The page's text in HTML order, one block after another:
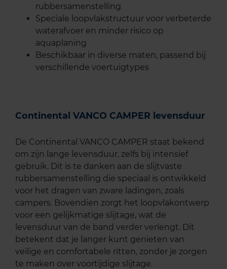
rubbersamenstelling
Speciale loopvlakstructuur voor verbeterde
waterafvoer en minder risico op
aquaplaning
Beschikbaar in diverse maten, passend bij
verschillende voertuigtypes
Continental VANCO CAMPER levensduur
De Continental VANCO CAMPER staat bekend
om zijn lange levensduur, zelfs bij intensief
gebruik. Dit is te danken aan de slijtvaste
rubbersamenstelling die speciaal is ontwikkeld
voor het dragen van zware ladingen, zoals
campers. Bovendien zorgt het loopvlakontwerp
voor een gelijkmatige slijtage, wat de
levensduur van de band verder verlengt. Dit
betekent dat je langer kunt genieten van
veilige en comfortabele ritten, zonder je zorgen
te maken over voortijdige slijtage.